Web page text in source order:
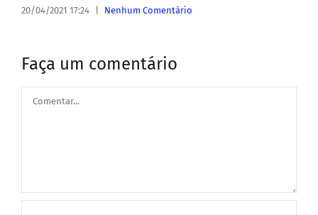
20/04/2021 17:24 Nenhum Comentário
Faça um comentário
Comentar